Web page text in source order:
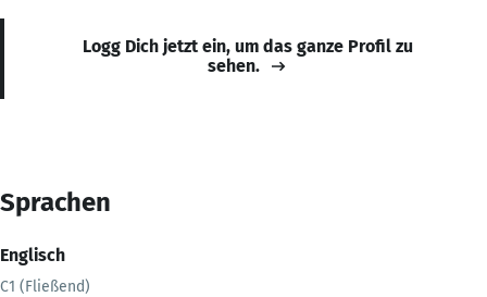
Logg Dich jetzt ein, um das ganze Profil zu
sehen.
Sprachen
Englisch
C1 (Fließend)